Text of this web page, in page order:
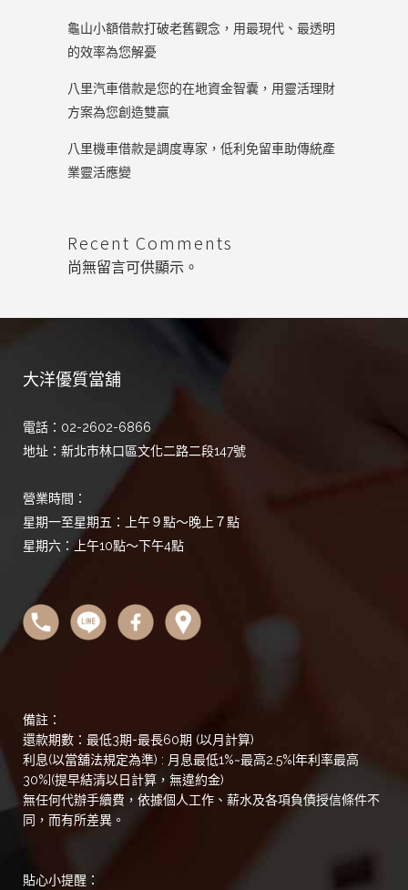
龜山小額借款打破老舊觀念，用最現代、最透明
的效率為您解憂
八里汽車借款是您的在地資金智囊，用靈活理財
方案為您創造雙贏
八里機車借款是調度專家，低利免留車助傳統產
業靈活應變
Recent Comments
尚無留言可供顯示。
大洋優質當舖
電話：02-2602-6866
地址：新北市林口區文化二路二段147號
營業時間：
星期一至星期五：上午９點～晚上７點
星期六：上午10點～下午4點
備註：
還款期數：最低3期-最長60期 (以月計算)
利息(以當舖法規定為準) : 月息最低1%~最高2.5%[年利率最高
30%](提早結清以日計算，無違約金)
無任何代辦手續費，依據個人工作、薪水及各項負債授信條件不
同，而有所差異。
貼心小提醒：